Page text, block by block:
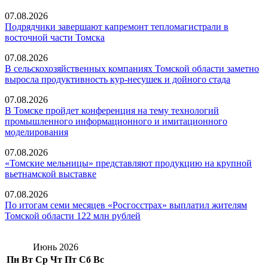
07.08.2026
Подрядчики завершают капремонт тепломагистрали в
восточной части Томска
07.08.2026
В сельскохозяйственных компаниях Томской области заметно
выросла продуктивность кур-несушек и дойного стада
07.08.2026
В Томске пройдет конференция на тему технологий
промышленного информационного и имитационного
моделирования
07.08.2026
«Томские мельницы» представляют продукцию на крупной
вьетнамской выставке
07.08.2026
По итогам семи месяцев «Росгосстрах» выплатил жителям
Томской области 122 млн рублей
Июнь 2026
Пн Вт Ср Чт Пт Сб Вс